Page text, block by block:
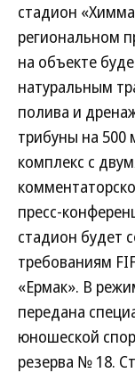
стадион
региональном
на объекте
натуральным
полива и
трибуны на 500
комплекс с
пресс-
стадион будет
требованиям
«Ермак». В
передана
юношеской
резерва № 18.